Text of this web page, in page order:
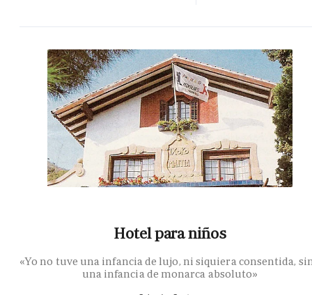
Hotel para niños
«Yo no tuve una infancia de lujo, ni siquiera consentida,
una infancia de monarca absoluto»